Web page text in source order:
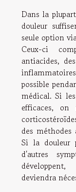
Dans la
douleur
seule option
Ceux-ci
antiacides,
possible
médical. Si
efficaces,
des méthodes
Si la douleur
d'autres
deviendra